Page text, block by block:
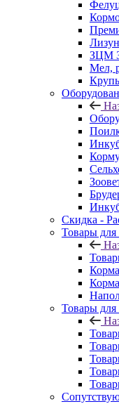
ЗЦМ
Мел,
Скидка -
Товары для
Товары